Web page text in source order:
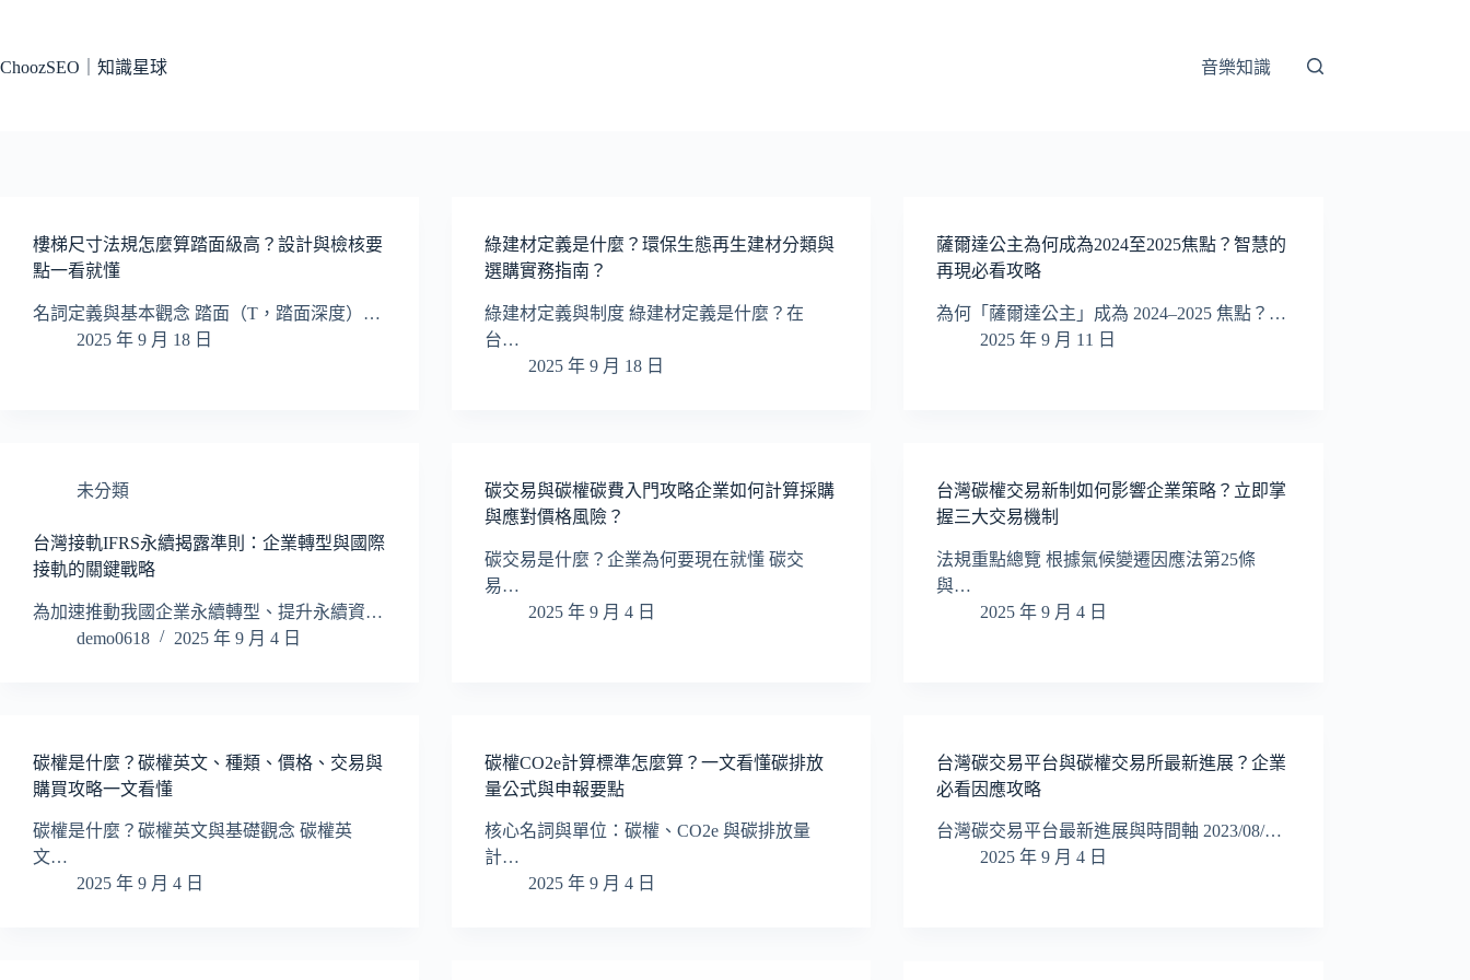
主
ChoozSEO｜知識星球 音樂知識
樓梯尺寸法規怎麼算踏面級高？設計與檢核要
點一看就懂
名詞定義與基本觀念 踏面（T，踏面深度）…
2025 年 9 月 18 日
綠建材定義是什麼？環保生態再生建材分類與
選購實務指南？
綠建材定義與制度 綠建材定義是什麼？在
台…
2025 年 9 月 18 日
薩爾達公主為何成為2024至2025焦點？智慧的
再現必看攻略
為何「薩爾達公主」成為 2024–2025 焦點？…
2025 年 9 月 11 日
未分類
台灣接軌IFRS永續揭露準則：企業轉型與國際
接軌的關鍵戰略
為加速推動我國企業永續轉型、提升永續資…
demo0618
2025 年 9 月 4 日
碳交易與碳權碳費入門攻略企業如何計算採購
與應對價格風險？
碳交易是什麼？企業為何要現在就懂 碳交
易…
2025 年 9 月 4 日
台灣碳權交易新制如何影響企業策略？立即掌
握三大交易機制
法規重點總覽 根據氣候變遷因應法第25條
與…
2025 年 9 月 4 日
碳權是什麼？碳權英文、種類、價格、交易與
購買攻略一文看懂
碳權是什麼？碳權英文與基礎觀念 碳權英
文…
2025 年 9 月 4 日
碳權CO2e計算標準怎麼算？一文看懂碳排放
量公式與申報要點
核心名詞與單位：碳權、CO2e 與碳排放量
計…
2025 年 9 月 4 日
台灣碳交易平台與碳權交易所最新進展？企業
必看因應攻略
台灣碳交易平台最新進展與時間軸 2023/08/…
2025 年 9 月 4 日